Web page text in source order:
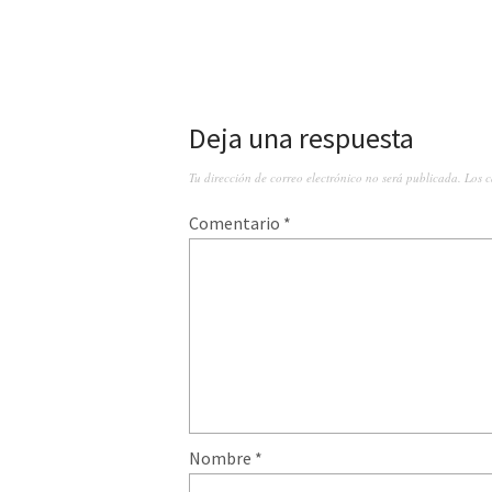
Deja una respuesta
Tu dirección de correo electrónico no será publicada. Los
Comentario *
Nombre *